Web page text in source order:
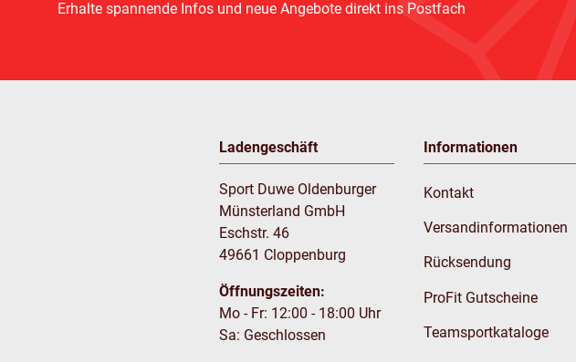
Erhalte spannende Infos und neue Angebote direkt ins Postfach
Ladengeschäft
Sport Duwe Oldenburger
Münsterland GmbH
Eschstr. 46
49661 Cloppenburg
Öffnungszeiten:
Mo - Fr: 12:00 - 18:00 Uhr
Sa: Geschlossen
Informationen
Kontakt
Versandinformationen
Rücksendung
ProFit Gutscheine
Teamsportkataloge